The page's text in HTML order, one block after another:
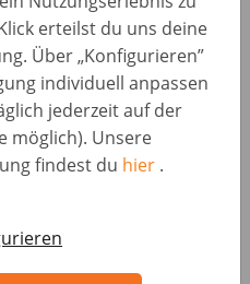
erteilst du uns deine
Über „Konfigurieren”
individuell anpassen
jederzeit auf der
möglich). Unsere
findest du hier .
M
u
P
l